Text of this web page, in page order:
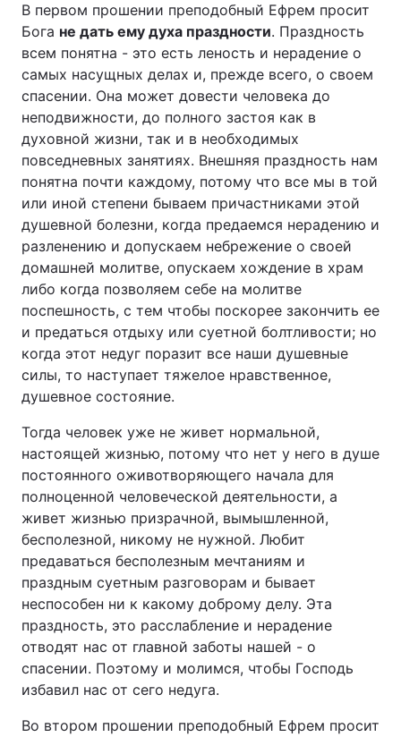
В первом прошении преподобный Ефрем просит
Бога не дать ему духа праздности. Праздность
всем понятна - это есть леность и нерадение о
самых насущных делах и, прежде всего, о своем
спасении. Она может довести человека до
неподвижности, до полного застоя как в
духовной жизни, так и в необходимых
повседневных занятиях. Внешняя праздность нам
понятна почти каждому, потому что все мы в той
или иной степени бываем причастниками этой
душевной болезни, когда предаемся нерадению и
разленению и допускаем небрежение о своей
домашней молитве, опускаем хождение в храм
либо когда позволяем себе на молитве
поспешность, с тем чтобы поскорее закончить ее
и предаться отдыху или суетной болтливости; но
когда этот недуг поразит все наши душевные
силы, то наступает тяжелое нравственное,
душевное состояние.
Тогда человек уже не живет нормальной,
настоящей жизнью, потому что нет у него в душе
постоянного оживотворяющего начала для
полноценной человеческой деятельности, а
живет жизнью призрачной, вымышленной,
бесполезной, никому не нужной. Любит
предаваться бесполезным мечтаниям и
праздным суетным разговорам и бывает
неспособен ни к какому доброму делу. Эта
праздность, это расслабление и нерадение
отводят нас от главной заботы нашей - о
спасении. Поэтому и молимся, чтобы Господь
избавил нас от сего недуга.
Во втором прошении преподобный Ефрем просит